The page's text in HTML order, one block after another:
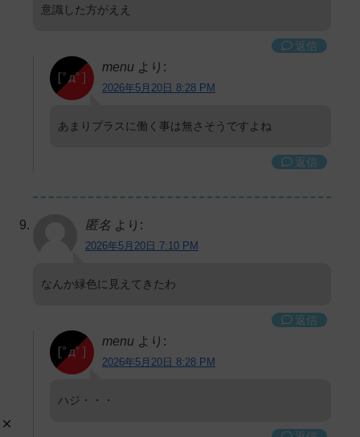
意識した方がええ
返信
menu より:
2026年5月20日 8:28 PM
あまりプラスに働く事は無さそうですよね
返信
匿名 より:
2026年5月20日 7:10 PM
なんか緑色に見えてきたわ
返信
menu より:
2026年5月20日 8:28 PM
ハジ・・・